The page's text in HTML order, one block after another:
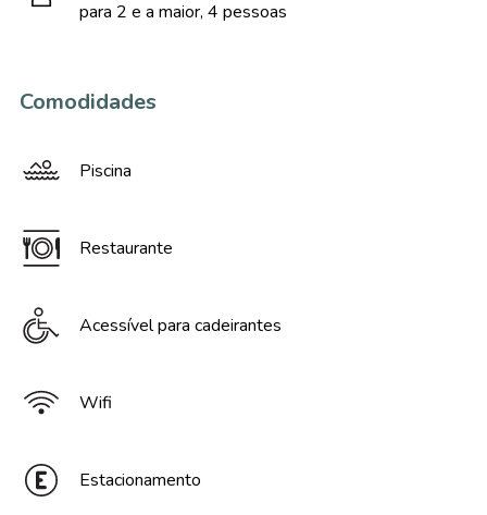
para 2 e a maior, 4 pessoas
Comodidades
Piscina
Restaurante
Acessível para cadeirantes
Wifi
Estacionamento